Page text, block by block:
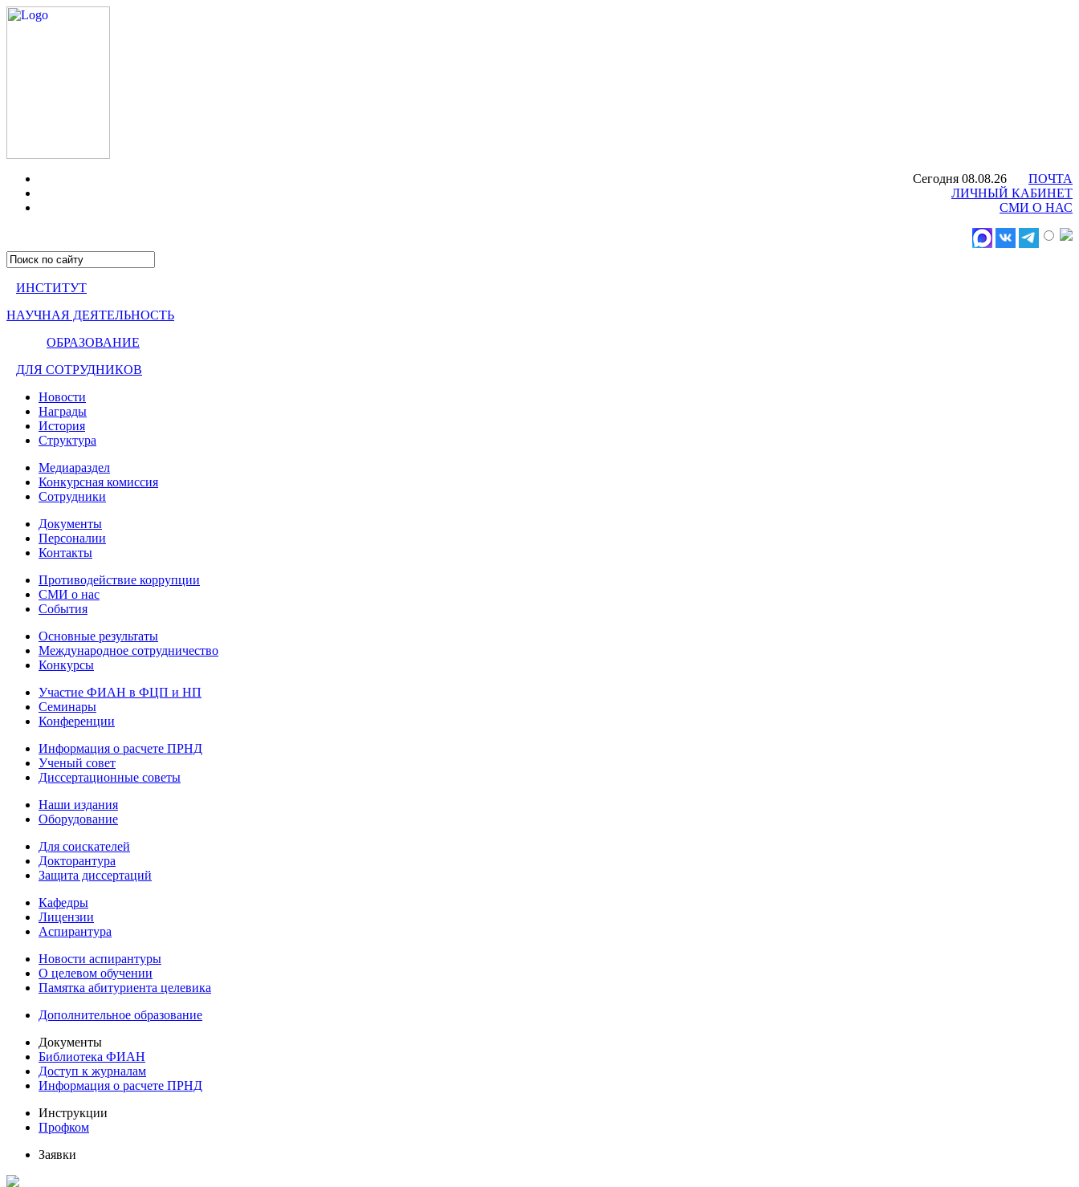
Сегодня 08.08.26
ПОЧТА
ЛИЧНЫЙ КАБИНЕТ
СМИ О НАС
ИНСТИТУТ
НАУЧНАЯ ДЕЯТЕЛЬНОСТЬ
ОБРАЗОВАНИЕ
ДЛЯ СОТРУДНИКОВ
Новости
Награды
История
Структура
Медиараздел
Конкурсная комиссия
Сотрудники
Документы
Персоналии
Контакты
Противодействие коррупции
СМИ о нас
События
Основные результаты
Международное сотрудничество
Конкурсы
Участие ФИАН в ФЦП и НП
Семинары
Конференции
Информация о расчете ПРНД
Ученый совет
Диссертационные советы
Наши издания
Оборудование
Для соискателей
Докторантура
Защита диссертаций
Кафедры
Лицензии
Аспирантура
Новости аспирантуры
О целевом обучении
Памятка абитуриента целевика
Дополнительное образование
Документы
Библиотека ФИАН
Доступ к журналам
Информация о расчете ПРНД
Инструкции
Профком
Заявки